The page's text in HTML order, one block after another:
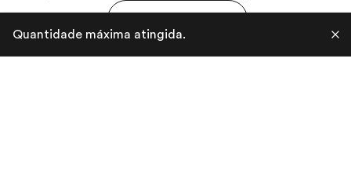
LEATHER LABS NEWS
Quantidade máxima atingida.